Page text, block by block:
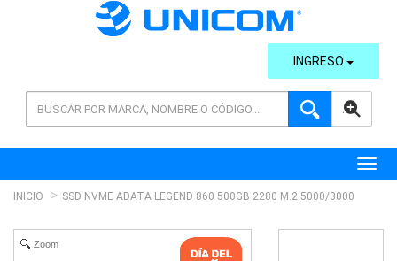
AVANZADA
INGRESO
INICIO SSD NVME ADATA LEGEND 860 500GB 2280 M.2 5000/3000
Zoom